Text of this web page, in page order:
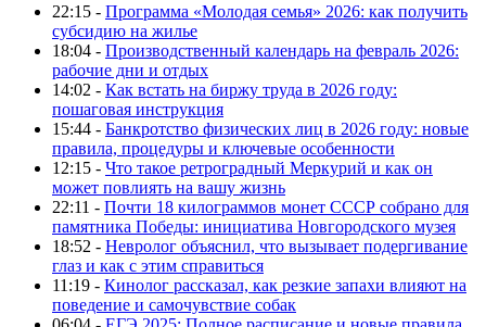
22:15 - Программа «Молодая семья» 2026: как получить
субсидию на жилье
18:04 - Производственный календарь на февраль 2026:
рабочие дни и отдых
14:02 - Как встать на биржу труда в 2026 году:
пошаговая инструкция
15:44 - Банкротство физических лиц в 2026 году: новые
правила, процедуры и ключевые особенности
12:15 - Что такое ретроградный Меркурий и как он
может повлиять на вашу жизнь
22:11 - Почти 18 килограммов монет СССР собрано для
памятника Победы: инициатива Новгородского музея
18:52 - Невролог объяснил, что вызывает подергивание
глаз и как с этим справиться
11:19 - Кинолог рассказал, как резкие запахи влияют на
поведение и самочувствие собак